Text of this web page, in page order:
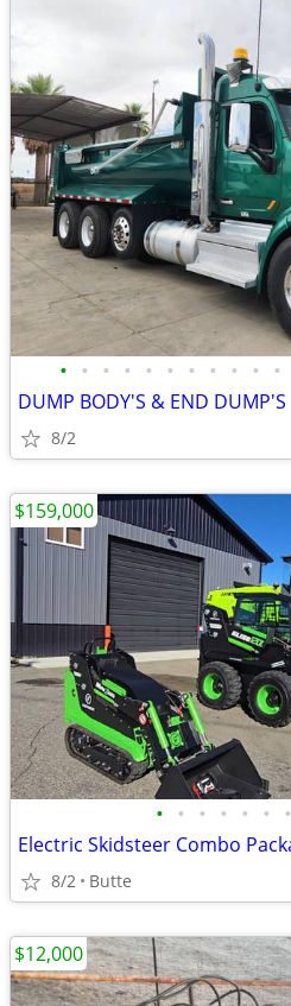
• • • • • • • • • • •
DUMP BODY'S & END DUMP'S
8/2
• • • • • • •
8/2 Butte
$159,000
$12,000